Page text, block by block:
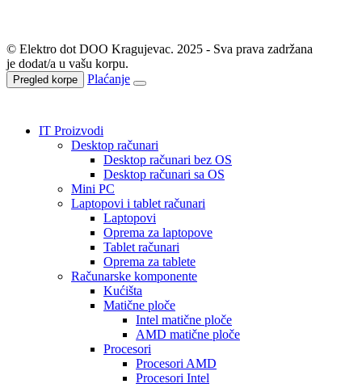
© Elektro dot DOO Kragujevac. 2025 - Sva prava zadržana
je dodat/a u vašu korpu.
Pregled korpe Plaćanje
IT Proizvodi
Desktop računari
Desktop računari bez OS
Desktop računari sa OS
Mini PC
Laptopovi i tablet računari
Laptopovi
Oprema za laptopove
Tablet računari
Oprema za tablete
Računarske komponente
Kućišta
Matične ploče
Intel matične ploče
AMD matične ploče
Procesori
Procesori AMD
Procesori Intel